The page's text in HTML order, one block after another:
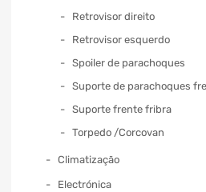
Retrovisor direito
Retrovisor esquerdo
Spoiler de parachoques
Suporte de parachoques
Suporte frente fribra
Torpedo /Corcovan
Climatização
Electrónica